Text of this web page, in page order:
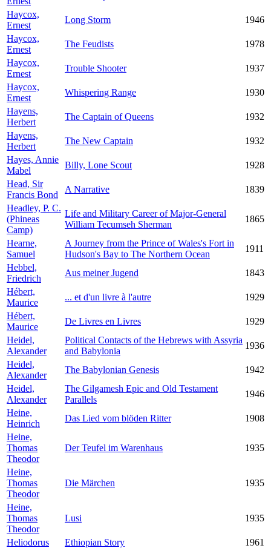
Haycox,
Ernest
Long Storm
1946
Haycox,
Ernest
The Feudists
1978
Haycox,
Ernest
Trouble Shooter
1937
Haycox,
Ernest
Whispering Range
1930
Hayens,
Herbert
The Captain of Queens
1932
Hayens,
Herbert
The New Captain
1932
Hayes, Annie
Mabel
Billy, Lone Scout
1928
Head, Sir
Francis Bond
A Narrative
1839
Headley, P. C.
(Phineas
Camp)
Life and Military Career of Major-General
William Tecumseh Sherman
1865
Hearne,
Samuel
A Journey from the Prince of Wales's Fort in
Hudson's Bay to The Northern Ocean
1911
Hebbel,
Friedrich
Aus meiner Jugend
1843
Hébert,
Maurice
... et d'un livre à l'autre
1929
Hébert,
Maurice
De Livres en Livres
1929
Heidel,
Alexander
Political Contacts of the Hebrews with Assyria
and Babylonia
1936
Heidel,
Alexander
The Babylonian Genesis
1942
Heidel,
Alexander
The Gilgamesh Epic and Old Testament
Parallels
1946
Heine,
Heinrich
Das Lied vom blöden Ritter
1908
Heine,
Thomas
Theodor
Der Teufel im Warenhaus 1935
Heine,
Thomas
Theodor
Die Märchen 1935
Heine,
Thomas
Theodor
Lusi 1935
Heliodorus Ethiopian Story
1961